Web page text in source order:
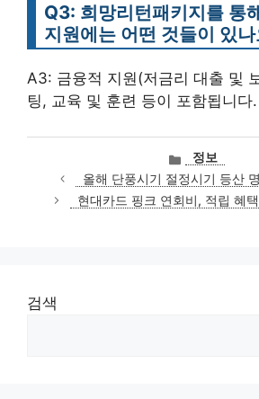
Q3: 희망리턴패키지를 통
지원에는 어떤 것들이 있
A3: 금융적 지원(저금리 대출 및
팅, 교육 및 훈련 등이 포함됩니다.
카
테
고
리
정보
올해 단풍시기 절정시기 등산
현대카드 핑크 연회비, 적립 혜
검색